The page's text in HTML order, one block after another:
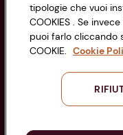
tipologie che vuoi
COOKIES . Se
puoi farlo cliccando
COOKIE. Cookie